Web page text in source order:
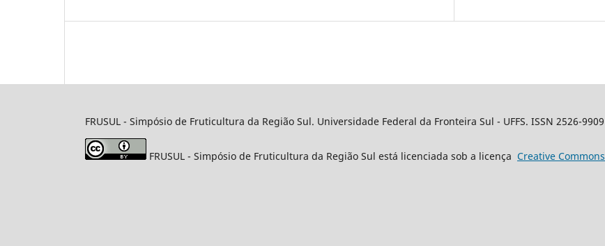
FRUSUL - Simpósio de Fruticultura da Região Sul. Universidade Federal da Fronteira Sul - UFFS. ISSN 2526-9909
FRUSUL - Simpósio de Fruticultura da Região Sul está licenciada sob a licença Creative Commons